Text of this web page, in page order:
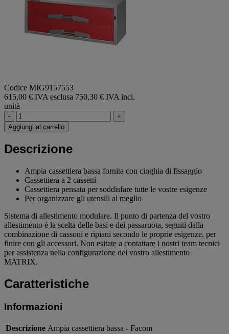
Codice MIG9157553
615,00 € IVA esclusa 750,30 € IVA incl.
unità
-
+
Aggiungi al carrello
Descrizione
Ampia cassettiera bassa fornita con cinghia di fissaggio
Cassettiera a 2 cassetti
Cassettiera pensata per soddisfare tutte le vostre esigenze
Per organizzare gli utensili al meglio
Sistema di allestimento modulare. Il punto di partenza del vostro
allestimento è la scelta delle basi e dei passaruota, seguiti dalla
combinazione di cassoni e ripiani secondo le proprie esigenze, per
finire con gli accessori. Non esitate a contattare i nostri team tecnici
per assistenza nella configurazione del vostro allestimento
MATRIX.
Caratteristiche
Informazioni
Descrizione Ampia cassettiera bassa - Facom